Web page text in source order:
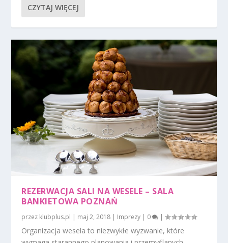
CZYTAJ WIĘCEJ
REZERWACJA SALI NA WESELE – SALA
BANKIETOWA POZNAŃ
przez klubplus.pl | maj 2, 2018 | Imprezy | 0 |
Organizacja wesela to niezwykłe wyzwanie, które